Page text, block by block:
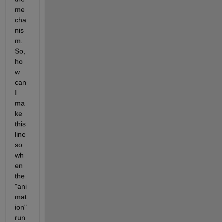
me
cha
nis
m.
So,
ho
w
can
I
ma
ke
this
line
so
wh
en
the
"ani
mat
ion"
run